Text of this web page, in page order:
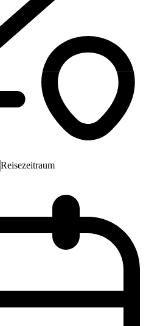
Reisezeitraum